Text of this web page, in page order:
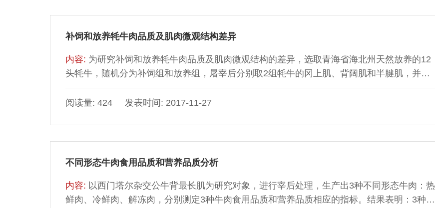
补饲和放养牦牛肉品质及肌肉微观结构差异
内容: 为研究补饲和放养牦牛肉品质及肌肉微观结构的差异，选取青海省海北州天然放养的12
头牦牛，随机分为补饲组和放养组，屠宰后分别取2组牦牛的冈上肌、背阔肌和半腱肌，并对
其食用品质、营养品质及肌肉微观结构进行测定分析。结果表明：补饲牦牛背阔肌和半腱肌的
亮度（L*值）分别较放养牦牛高1.09和2.99，3个部位肉的pH值、持水力和剪切力均低于放养
阅读量: 424 发表时间: 2017-11-27
不同形态牛肉食用品质和营养品质分析
内容: 以西门塔尔杂交公牛背最长肌为研究对象，进行宰后处理，生产出3种不同形态牛肉：热
鲜肉、冷鲜肉、解冻肉，分别测定3种牛肉食用品质和营养品质相应的指标。结果表明：3种不